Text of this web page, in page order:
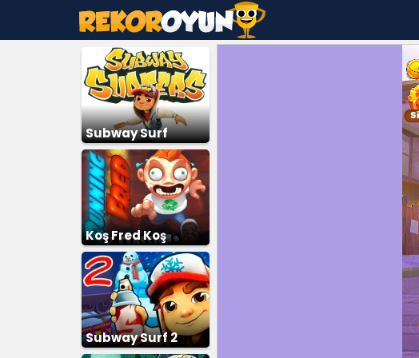
Subway Surf
Koş Fred Koş
Subway Surf 2